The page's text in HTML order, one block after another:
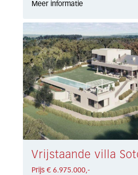
Meer informatie
Prijs € 6.975.000,-